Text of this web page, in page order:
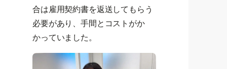
合は雇用契約書を返送してもらう
必要があり、手間とコストがか
かっていました。